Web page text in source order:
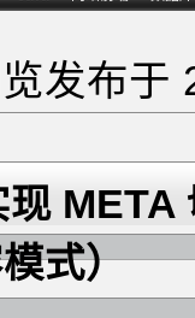
发布于
META
式）